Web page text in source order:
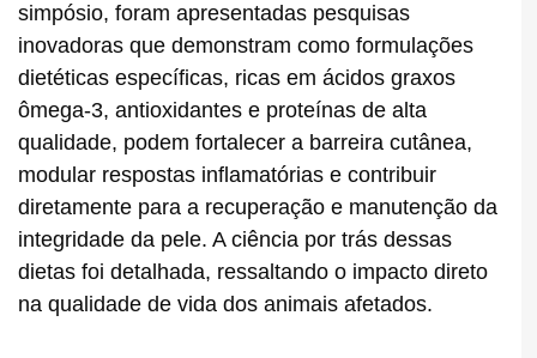
simpósio, foram apresentadas pesquisas
inovadoras que demonstram como formulações
dietéticas específicas, ricas em ácidos graxos
ômega-3, antioxidantes e proteínas de alta
qualidade, podem fortalecer a barreira cutânea,
modular respostas inflamatórias e contribuir
diretamente para a recuperação e manutenção da
integridade da pele. A ciência por trás dessas
dietas foi detalhada, ressaltando o impacto direto
na qualidade de vida dos animais afetados.